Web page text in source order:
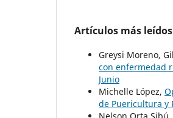
Artículos más
Greysi Moreno,
con enfermedad
Junio
Michelle López,
de Puericultura y